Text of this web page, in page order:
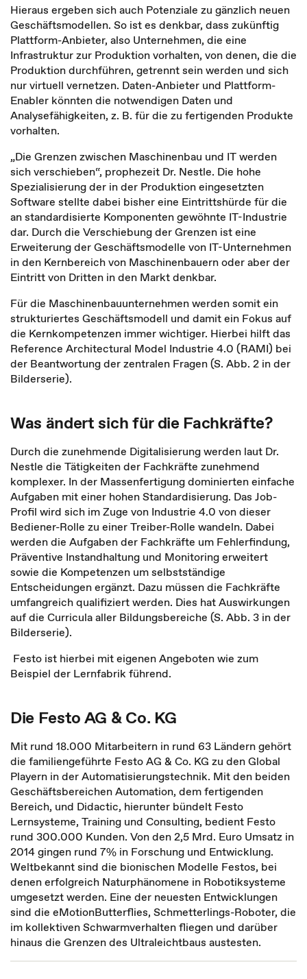
Hieraus ergeben sich auch Potenziale zu gänzlich neuen
Geschäftsmodellen. So ist es denkbar, dass zukünftig
Plattform-Anbieter, also Unternehmen, die eine
Infrastruktur zur Produktion vorhalten, von denen, die die
Produktion durchführen, getrennt sein werden und sich
nur virtuell vernetzen. Daten-Anbieter und Plattform-
Enabler könnten die notwendigen Daten und
Analysefähigkeiten, z. B. für die zu fertigenden Produkte
vorhalten.
„Die Grenzen zwischen Maschinenbau und IT werden
sich verschieben“, prophezeit Dr. Nestle. Die hohe
Spezialisierung der in der Produktion eingesetzten
Software stellte dabei bisher eine Eintrittshürde für die
an standardisierte Komponenten gewöhnte IT-Industrie
dar. Durch die Verschiebung der Grenzen ist eine
Erweiterung der Geschäftsmodelle von IT-Unternehmen
in den Kernbereich von Maschinenbauern oder aber der
Eintritt von Dritten in den Markt denkbar.
Für die Maschinenbauunternehmen werden somit ein
strukturiertes Geschäftsmodell und damit ein Fokus auf
die Kernkompetenzen immer wichtiger. Hierbei hilft das
Reference Architectural Model Industrie 4.0 (RAMI) bei
der Beantwortung der zentralen Fragen (S. Abb. 2 in der
Bilderserie).
Was ändert sich für die Fachkräfte?
Durch die zunehmende Digitalisierung werden laut Dr.
Nestle die Tätigkeiten der Fachkräfte zunehmend
komplexer. In der Massenfertigung dominierten einfache
Aufgaben mit einer hohen Standardisierung. Das Job-
Profil wird sich im Zuge von Industrie 4.0 von dieser
Bediener-Rolle zu einer Treiber-Rolle wandeln. Dabei
werden die Aufgaben der Fachkräfte um Fehlerfindung,
Präventive Instandhaltung und Monitoring erweitert
sowie die Kompetenzen um selbstständige
Entscheidungen ergänzt. Dazu müssen die Fachkräfte
umfangreich qualifiziert werden. Dies hat Auswirkungen
auf die Curricula aller Bildungsbereiche (S. Abb. 3 in der
Bilderserie).
Festo ist hierbei mit eigenen Angeboten wie zum
Beispiel der Lernfabrik führend.
Die Festo AG & Co. KG
Mit rund 18.000 Mitarbeitern in rund 63 Ländern gehört
die familiengeführte Festo AG & Co. KG zu den Global
Playern in der Automatisierungstechnik. Mit den beiden
Geschäftsbereichen Automation, dem fertigenden
Bereich, und Didactic, hierunter bündelt Festo
Lernsysteme, Training und Consulting, bedient Festo
rund 300.000 Kunden. Von den 2,5 Mrd. Euro Umsatz in
2014 gingen rund 7% in Forschung und Entwicklung.
Weltbekannt sind die bionischen Modelle Festos, bei
denen erfolgreich Naturphänomene in Robotiksysteme
umgesetzt werden. Eine der neuesten Entwicklungen
sind die eMotionButterflies, Schmetterlings-Roboter, die
im kollektiven Schwarmverhalten fliegen und darüber
hinaus die Grenzen des Ultraleichtbaus austesten.